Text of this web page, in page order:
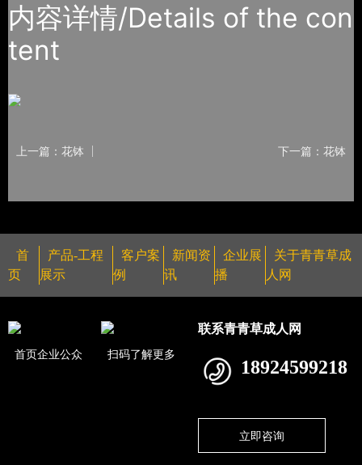
内容详情/Details of the con
tent
上一篇：花钵 下一篇：花钵
首
页
产品-工程
展示
客户案
例
新闻资
讯
企业展
播
关于青青草成
人网
首页企业公众 扫码了解更多
联系青青草成人网
18924599218
立即咨询